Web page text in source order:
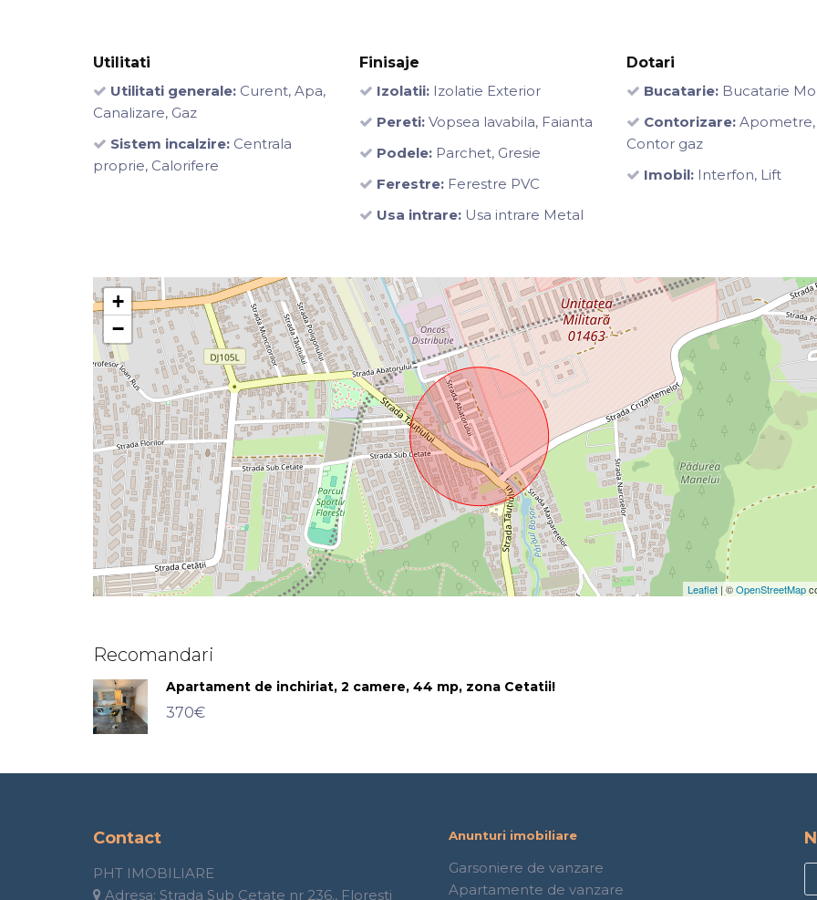
Utilitati
Utilitati generale: Curent, Apa,
Canalizare, Gaz
Sistem incalzire: Centrala
proprie, Calorifere
Finisaje
Izolatii: Izolatie Exterior
Pereti: Vopsea lavabila, Faianta
Podele: Parchet, Gresie
Ferestre: Ferestre PVC
Usa intrare: Usa intrare Metal
Dotari
Bucatarie:Bucatarie
Contorizare:Apometre,
Contor gaz
Imobil:Interfon, Lift
+
−
Leaflet| ©OpenStreetMap
Recomandari
Apartament de inchiriat, 2 camere, 44 mp, zona Cetatii!
370€
Contact
PHT IMOBILIARE
Adresa: Strada Sub Cetate nr 236., Floresti
Anunturi imobiliare
Garsoniere de vanzare
Apartamente de vanzare